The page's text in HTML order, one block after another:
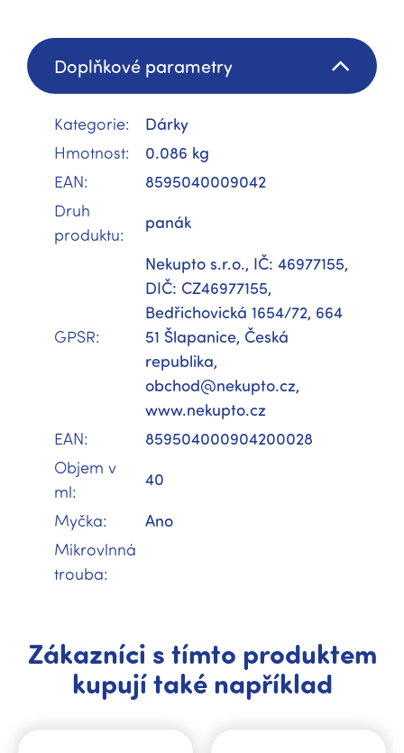
Doplňkové parametry
Kategorie:
Dárky
Hmotnost:
0.086 kg
EAN:
8595040009042
Druh
produktu:
panák
GPSR:
Nekupto s.r.o., IČ: 46977155,
DIČ: CZ46977155,
Bedřichovická 1654/72, 664
51 Šlapanice, Česká
republika,
obchod@nekupto.cz,
www.nekupto.cz
EAN:
859504000904200028
Objem v
ml:
40
Myčka:
Ano
Mikrovlnná
trouba:
Zákazníci s tímto produktem
kupují také například